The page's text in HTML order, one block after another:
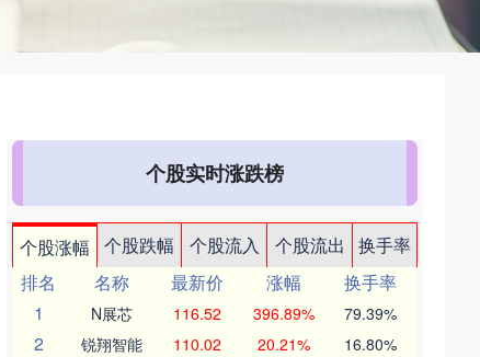
个股实时涨跌榜
个股涨幅 个股跌幅 个股流入 个股流出
换手率
排名
名称 最新价 涨幅
换手率
1
N展芯 116.52 396.89% 79.39%
2 锐翔智能 110.02 20.21% 16.80%